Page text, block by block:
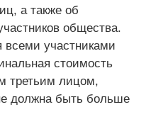
а также об
общества.
участниками
стоимость
третьим лицом,
должна быть больше